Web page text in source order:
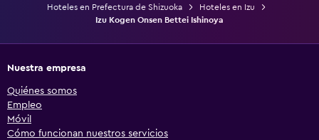
Hoteles en Prefectura de Shizuoka
Hoteles en Izu
Izu Kogen Onsen Bettei Ishinoya
Nuestra empresa
Quiénes somos
Empleo
Móvil
Cómo funcionan nuestros servicios